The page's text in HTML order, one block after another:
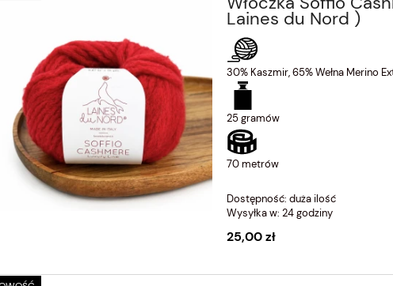
Laines du Nord )
30% Kaszmir, 65% Wełna Merino
25 gramów
70 metrów
Dostępność: duża ilość
Wysyłka w: 24 godziny
25,00 zł